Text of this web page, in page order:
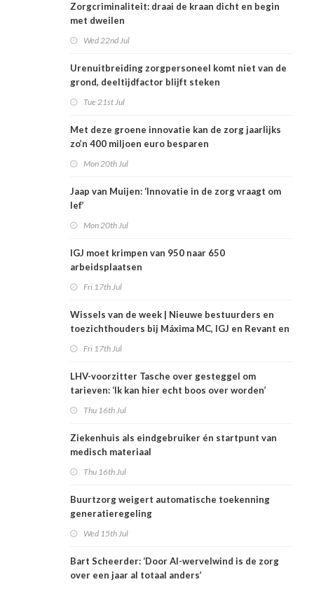
Zorgcriminaliteit: draai de kraan dicht en begin
met dweilen
Wed 22nd Jul
Urenuitbreiding zorgpersoneel komt niet van de
grond, deeltijdfactor blijft steken
Tue 21st Jul
Met deze groene innovatie kan de zorg jaarlijks
zo’n 400 miljoen euro besparen
Mon 20th Jul
Jaap van Muijen: ‘Innovatie in de zorg vraagt om
lef’
Mon 20th Jul
IGJ moet krimpen van 950 naar 650
arbeidsplaatsen
Fri 17th Jul
Wissels van de week | Nieuwe bestuurders en
toezichthouders bij Máxima MC, IGJ en Revant en
Fri 17th Jul
LHV-voorzitter Tasche over gesteggel om
tarieven: ‘Ik kan hier echt boos over worden’
Thu 16th Jul
Ziekenhuis als eindgebruiker én startpunt van
medisch materiaal
Thu 16th Jul
Buurtzorg weigert automatische toekenning
generatieregeling
Wed 15th Jul
Bart Scheerder: ‘Door AI-wervelwind is de zorg
over een jaar al totaal anders’